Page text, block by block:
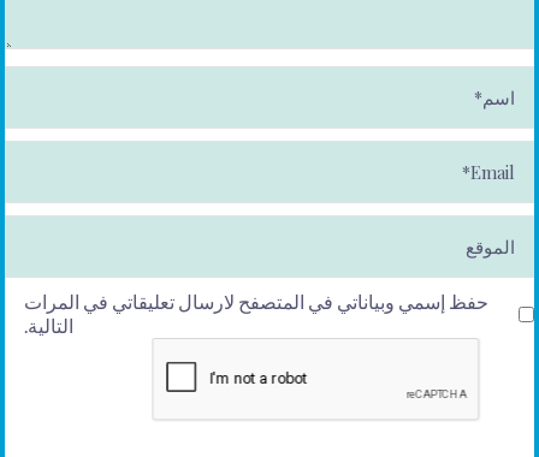
م
ai
حفظ إسمي وبياناتي في المتصفح لارسال تعليقاتي في المرات
التالية.